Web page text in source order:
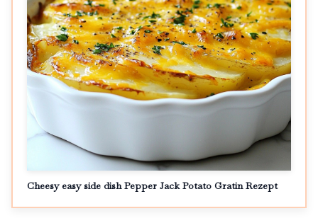
Cheesy easy side dish Pepper Jack Potato Gratin Rezept